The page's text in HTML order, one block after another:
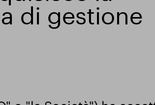
Slough proprietà commerciale
di gestione